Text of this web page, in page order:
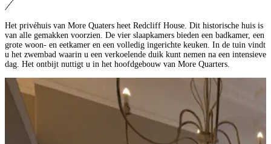
Het privéhuis van More Quaters heet Redcliff House. Dit historische huis is
van alle gemakken voorzien. De vier slaapkamers bieden een badkamer, een
grote woon- en eetkamer en een volledig ingerichte keuken. In de tuin vindt
u het zwembad waarin u een verkoelende duik kunt nemen na een intensieve
dag. Het ontbijt nuttigt u in het hoofdgebouw van More Quarters.